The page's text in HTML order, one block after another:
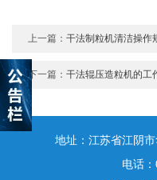
上一篇：干法制粒机清洁操作
下一篇：干法辊压造粒机的工
地址：江苏省江阴
电话